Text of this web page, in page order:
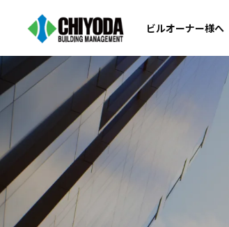
ビルオーナー様へ